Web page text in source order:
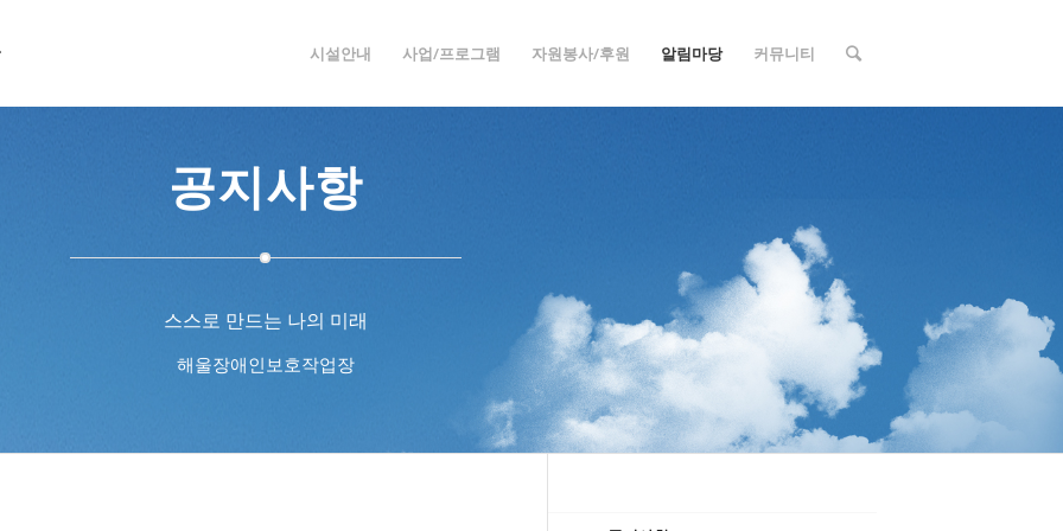
시설안내 사업/프로그램 자원봉사/후원 알림마당 커뮤니티
공지사항
스스로 만드는 나의 미래
해울장애인보호작업장